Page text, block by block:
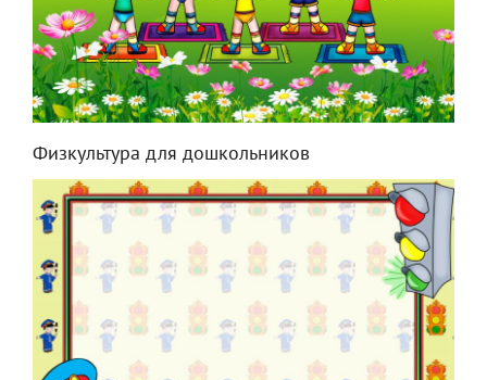
Физкультура для дошкольников